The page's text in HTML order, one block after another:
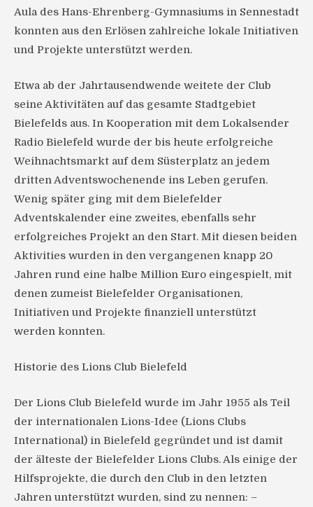
Aula des Hans-Ehrenberg-Gymnasiums in Sennestadt
konnten aus den Erlösen zahlreiche lokale Initiativen
und Projekte unterstützt werden.
Etwa ab der Jahrtausendwende weitete der Club
seine Aktivitäten auf das gesamte Stadtgebiet
Bielefelds aus. In Kooperation mit dem Lokalsender
Radio Bielefeld wurde der bis heute erfolgreiche
Weihnachtsmarkt auf dem Süsterplatz an jedem
dritten Adventswochenende ins Leben gerufen.
Wenig später ging mit dem Bielefelder
Adventskalender eine zweites, ebenfalls sehr
erfolgreiches Projekt an den Start. Mit diesen beiden
Aktivities wurden in den vergangenen knapp 20
Jahren rund eine halbe Million Euro eingespielt, mit
denen zumeist Bielefelder Organisationen,
Initiativen und Projekte finanziell unterstützt
werden konnten.
Historie des Lions Club Bielefeld
Der Lions Club Bielefeld wurde im Jahr 1955 als Teil
der internationalen Lions-Idee (Lions Clubs
International) in Bielefeld gegründet und ist damit
der älteste der Bielefelder Lions Clubs. Als einige der
Hilfsprojekte, die durch den Club in den letzten
Jahren unterstützt wurden, sind zu nennen: –